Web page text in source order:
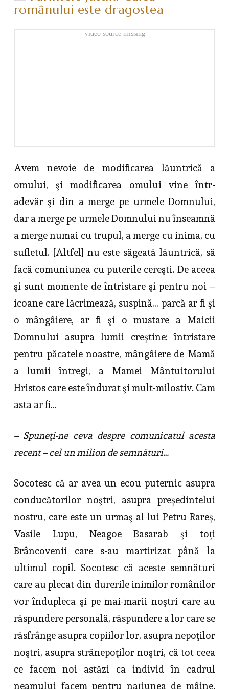
românului este dragostea
Video source missing
Avem nevoie de modificarea lăuntrică a
omului, şi modificarea omului vine într-
adevăr şi din a merge pe urmele Domnului,
dar a merge pe urmele Domnului nu înseamnă
a merge numai cu trupul, a merge cu inima, cu
sufletul. [Altfel] nu este săgeată lăuntrică, să
facă comuniunea cu puterile cereşti. De aceea
şi sunt momente de întristare şi pentru noi –
icoane care lăcrimează, suspină… parcă ar fi şi
o mângâiere, ar fi şi o mustare a Maicii
Domnului asupra lumii creştine: întristare
pentru păcatele noastre, mângâiere de Mamă
a lumii întregi, a Mamei Mântuitorului
Hristos care este îndurat şi mult-milostiv. Cam
asta ar fi…
– Spuneţi-ne ceva despre comunicatul acesta
recent – cel un milion de semnături…
Socotesc că ar avea un ecou puternic asupra
conducătorilor noştri, asupra preşedintelui
nostru, care este un urmaş al lui Petru Rareş,
Vasile Lupu, Neagoe Basarab şi toţi
Brâncovenii care s-au martirizat până la
ultimul copil. Socotesc că aceste semnături
care au plecat din durerile inimilor românilor
vor îndupleca şi pe mai-marii noştri care au
răspundere personală, răspundere a lor care se
răsfrânge asupra copiilor lor, asupra nepoţilor
noştri, asupra strănepoţilor noştri, că tot ceea
ce facem noi astăzi ca individ în cadrul
neamului facem pentru naţiunea de mâine.